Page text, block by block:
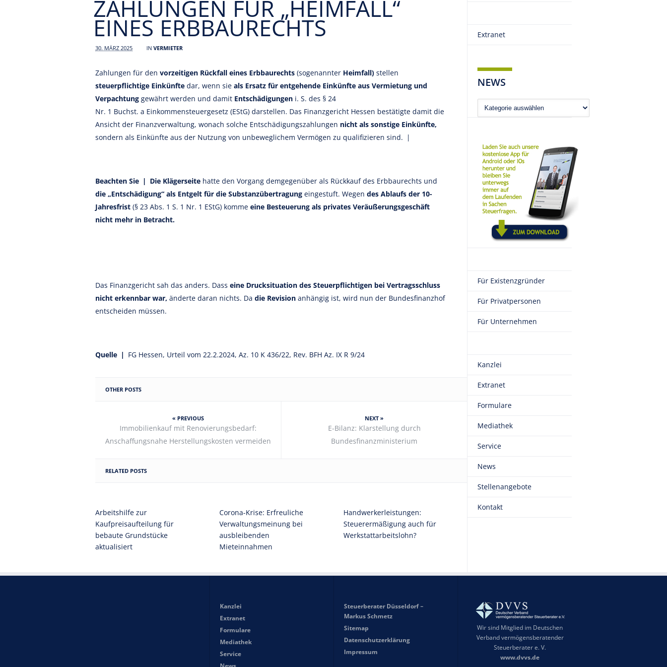
ZAHLUNGEN FÜR „HEIMFALL“
EINES ERBBAURECHTS
30. MÄRZ 2025 IN VERMIETER
Zahlungen für den vorzeitigen Rückfall eines Erbbaurechts (sogenannter Heimfall) stellen
steuerpflichtige Einkünfte dar, wenn sie als Ersatz für entgehende Einkünfte aus Vermietung und
Verpachtung gewährt werden und damit Entschädigungen i. S. des § 24
Nr. 1 Buchst. a Einkommensteuergesetz (EStG) darstellen. Das Finanzgericht Hessen bestätigte damit die
Ansicht der Finanzverwaltung, wonach solche Entschädigungszahlungen nicht als sonstige Einkünfte,
sondern als Einkünfte aus der Nutzung von unbeweglichem Vermögen zu qualifizieren sind. |
Beachten Sie | Die Klägerseite hatte den Vorgang demgegenüber als Rückkauf des Erbbaurechts und
die „Entschädigung“ als Entgelt für die Substanzübertragung eingestuft. Wegen des Ablaufs der 10-
Jahresfrist (§ 23 Abs. 1 S. 1 Nr. 1 EStG) komme eine Besteuerung als privates Veräußerungsgeschäft
nicht mehr in Betracht.
Das Finanzgericht sah das anders. Dass eine Drucksituation des Steuerpflichtigen bei Vertragsschluss
nicht erkennbar war, änderte daran nichts. Da die Revision anhängig ist, wird nun der Bundesfinanzhof
entscheiden müssen.
Quelle | FG Hessen, Urteil vom 22.2.2024, Az. 10 K 436/22, Rev. BFH Az. IX R 9/24
OTHER POSTS
« PREVIOUS
Immobilienkauf mit Renovierungsbedarf:
Anschaffungsnahe Herstellungskosten vermeiden
NEXT »
E-Bilanz: Klarstellung durch
Bundesfinanzministerium
RELATED POSTS
Arbeitshilfe zur
Kaufpreisaufteilung für
bebaute Grundstücke
aktualisiert
Corona-Krise: Erfreuliche
Verwaltungsmeinung bei
ausbleibenden
Mieteinnahmen
Handwerkerleistungen:
Steuerermäßigung auch für
Werkstattarbeitslohn?
Extranet
NEWS
News
Für Existenzgründer
Für Privatpersonen
Für Unternehmen
Kanzlei
Extranet
Formulare
Mediathek
Service
News
Stellenangebote
Kontakt
Kanzlei
Extranet
Formulare
Mediathek
Service
Steuerberater Düsseldorf –
Markus Schmetz
Sitemap
Datenschutzerklärung
Impressum
Wir sind Mitglied im Deutschen
Verband vermögensberatender
Steuerberater e. V.
www.dvvs.de